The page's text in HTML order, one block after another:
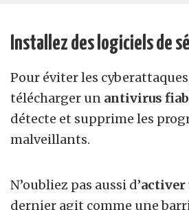
Installez des logiciels de
Pour éviter les
télécharger un antivirus
détecte et supprime les
malveillants.
N’oubliez pas aussi d’activer
dernier agit comme une